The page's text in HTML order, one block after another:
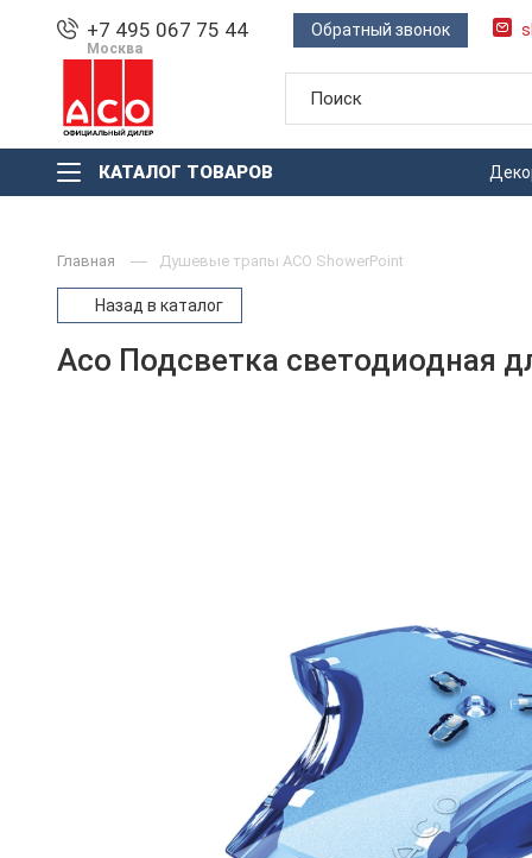
+7 495 067 75 44
Москва
Обратный звонок
КАТАЛОГ ТОВАРОВ
Главная Душевые трапы ACO ShowerPoint
Назад в каталог
Aco Подсветка светодиодная